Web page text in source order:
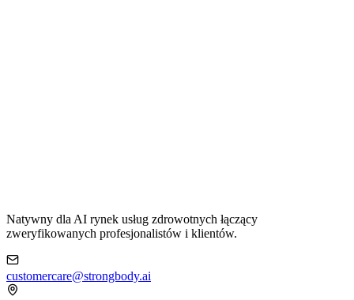
Natywny dla AI rynek usług zdrowotnych łączący
zweryfikowanych profesjonalistów i klientów.
customercare@strongbody.ai